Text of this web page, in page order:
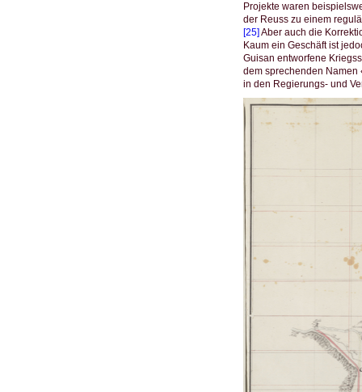
Projekte waren
der Reuss zu einem
[25] Aber auch die
Kaum ein Geschäft ist
Guisan entworfene
dem sprechenden Namen
in den Regierungs- und